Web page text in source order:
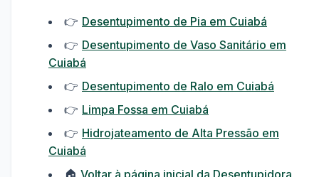
👉 Desentupimento de Pia em Cuiabá
👉 Desentupimento de Vaso Sanitário em
Cuiabá
👉 Desentupimento de Ralo em Cuiabá
👉 Limpa Fossa em Cuiabá
👉 Hidrojateamento de Alta Pressão em
Cuiabá
🏠 Voltar à página inicial da Desentupidora